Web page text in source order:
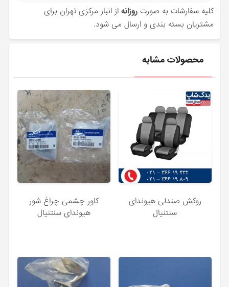
کلیه سفارشات به صورتروزانه از انبار مرکزی تهران برای
مشتریان بسته بندی و ارسال می شود.
محصولات مشابه
روکش صندلی هیوندای
سنتنیال
کاور چشمی چراغ شور
هیوندای سنتنیال